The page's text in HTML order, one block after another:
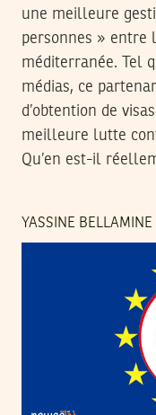
une meilleure
personnes » entre
méditerranée. Tel
médias, ce
d’obtention de
meilleure lutte
Qu’en est-il
YASSINE BELLAMINE